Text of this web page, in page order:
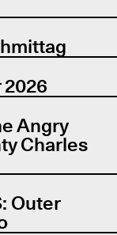
2026
Angry
Charles
Outer